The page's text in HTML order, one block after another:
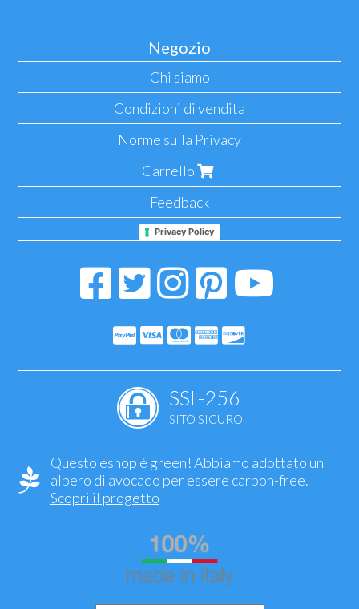
Negozio
Chi siamo
Condizioni di vendita
Norme sulla Privacy
Carrello
Feedback
Privacy Policy
SSL-256
SITO SICURO
Questo eshop è green! Abbiamo adottato un
albero di avocado per essere carbon-free.
Scopri il progetto